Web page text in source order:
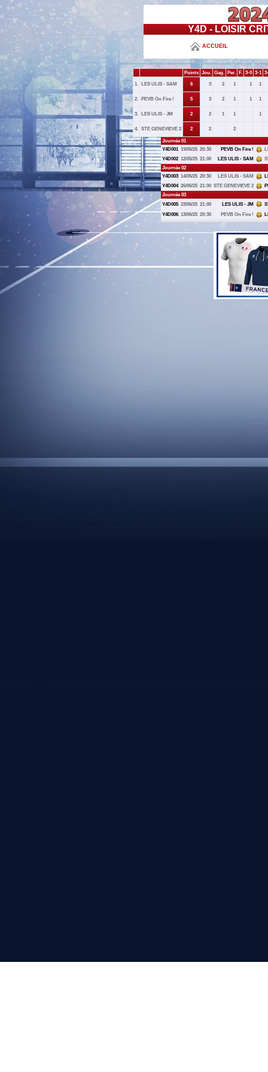
Y4D - LOISIR
ACCUEIL
Points Jou. Gag. Per. F. 3-0 3-1
1. LES ULIS - SAM 6 3 2 1 1 1
2. PEVB On Fire ! 5 3 2 1 1 1
3. LES ULIS - JM 2 2 1 1 1
4. STE GENEVIEVE 2 2 2 2
Journée 01
Y4D001 19/05/25 20:30 PEVB On Fire !
Y4D002 12/05/25 21:00 LES ULIS - SAM
Journée 02
Y4D003 14/05/25 20:30 LES ULIS - SAM
Y4D004 26/05/25 21:00 STE GENEVIEVE 2
Journée 03
Y4D005 23/06/25 21:00 LES ULIS - JM
Y4D006 13/06/25 20:30 PEVB On Fire !